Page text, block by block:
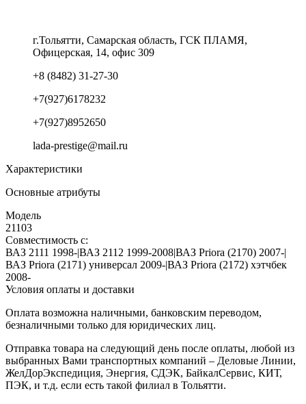
г.Тольятти, Самарская область, ГСК ПЛАМЯ,
Офицерская, 14, офис 309
+8 (8482) 31-27-30
+7(927)6178232
+7(927)8952650
lada-prestige@mail.ru
Характеристики
Основные атрибуты
Модель
21103
Совместимость с:
ВАЗ 2111 1998-|ВАЗ 2112 1999-2008|ВАЗ Priora (2170) 2007-|
ВАЗ Priora (2171) универсал 2009-|ВАЗ Priora (2172) хэтчбек
2008-
Условия оплаты и доставки
Оплата возможна наличными, банковским переводом,
безналичными только для юридических лиц.
Отправка товара на следующий день после оплаты, любой из
выбранных Вами транспортных компаний – Деловые Линии,
ЖелДорЭкспедиция, Энергия, СДЭК, БайкалСервис, КИТ,
ПЭК, и т.д. если есть такой филиал в Тольятти.